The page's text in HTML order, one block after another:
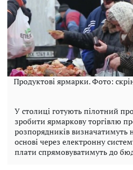
Продуктові ярмарки. Фото:
У столиці готують пілотний
зробити ярмаркову торгівлю
розпорядників визначатимуть
основі через електронну
плати спрямовуватимуть до